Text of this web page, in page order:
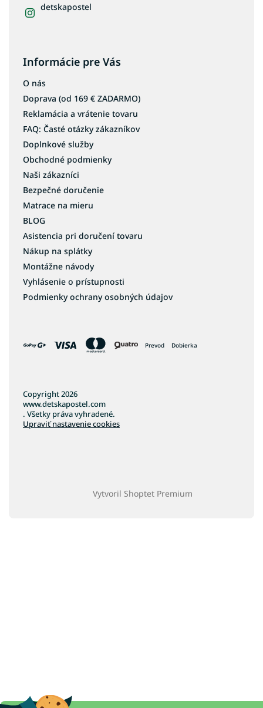
detskapostel
Informácie pre Vás
O nás
Doprava (od 169 € ZADARMO)
Reklamácia a vrátenie tovaru
FAQ: Časté otázky zákazníkov
Doplnkové služby
Obchodné podmienky
Naši zákazníci
Bezpečné doručenie
Matrace na mieru
BLOG
Asistencia pri doručení tovaru
Nákup na splátky
Montážne návody
Vyhlásenie o prístupnosti
Podmienky ochrany osobných údajov
Prevod Dobierka
Vytvoril Shoptet Premium
Copyright 2026
www.detskapostel.com
. Všetky práva vyhradené.
Upraviť nastavenie cookies